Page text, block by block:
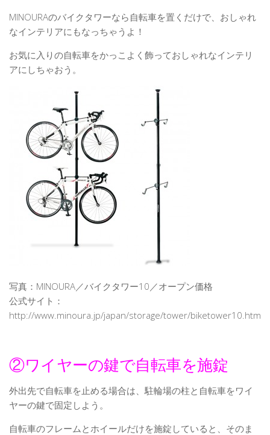
MINOURAのバイクタワーなら自転車を置くだけで、おしゃれ
なインテリアにもなっちゃうよ！
お気に入りの自転車をかっこよく飾っておしゃれなインテリ
アにしちゃおう。
写真：MINOURA／バイクタワー10／オープン価格
公式サイト：
http://www.minoura.jp/japan/storage/tower/biketower10.html
②ワイヤーの鍵で自転車を施錠
外出先で自転車を止める場合は、駐輪場の柱と自転車をワイ
ヤーの鍵で固定しよう。
自転車のフレームとホイールだけを施錠していると、そのま